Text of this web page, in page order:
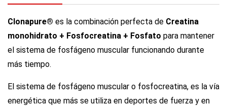
Clonapure® es la combinación perfecta de Creatina
monohidrato + Fosfocreatina + Fosfato para mantener
el sistema de fosfágeno muscular funcionando durante
más tiempo.
El sistema de fosfágeno muscular o fosfocreatina, es la vía
energética que más se utiliza en deportes de fuerza y en